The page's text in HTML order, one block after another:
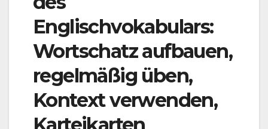
Englischvokabulars:
Wortschatz aufbauen,
regelmäßig üben,
Kontext verwenden,